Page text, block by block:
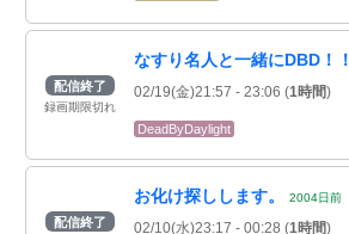
配信終了
録画期限切れ
なすり名人と一緒にDBD！！
02/19(金)21:57 - 23:06 (1時間)
DeadByDaylight
配信終了
お化け探しします。 2004日前
02/10(水)23:17 - 00:28 (1時間)